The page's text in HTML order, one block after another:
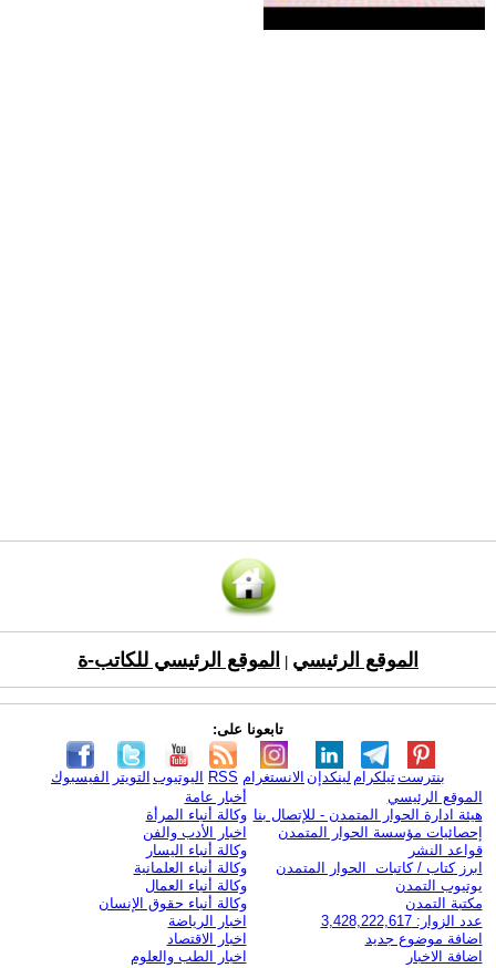
الموقع الرئيسي الموقع الرئيسي للكاتب-ة
تابعونا على:
الفيسبوك التويتر اليوتيوب RSS الانستغرام لينكدإن تيلكرامبنترست
الموقع الرئيسي
هيئة ادارة الحوار المتمدن - للإتصال بنا
إحصائيات مؤسسة الحوار المتمدن
قواعد النشر
ابرز كتاب / كاتبات الحوار المتمدن
يوتيوب التمدن
مكتبة التمدن
عدد الزوار: 3,428,222,617
اضافة موضوع جديد
اضافة الاخبار
أخبار عامة
وكالة أنباء المرأة
اخبار الأدب والفن
وكالة أنباء اليسار
وكالة أنباء العلمانية
وكالة أنباء العمال
وكالة أنباء حقوق الإنسان
اخبار الرياضة
اخبار الاقتصاد
اخبار الطب والعلوم